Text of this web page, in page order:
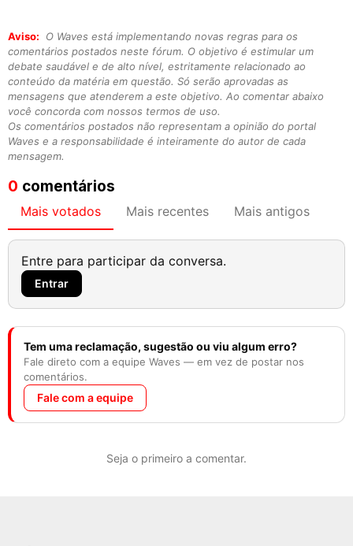
Aviso:
O Waves está implementando novas regras para os
comentários postados neste fórum. O objetivo é estimular um
debate saudável e de alto nível, estritamente relacionado ao
conteúdo da matéria em questão. Só serão aprovadas as
mensagens que atenderem a este objetivo. Ao comentar abaixo
você concorda com nossos termos de uso.
Os comentários postados não representam a opinião do portal
Waves e a responsabilidade é inteiramente do autor de cada
mensagem.
0 comentários
Mais votados Mais recentes Mais antigos
Entre para participar da conversa.
Entrar
Tem uma reclamação, sugestão ou viu algum erro?
Fale direto com a equipe Waves — em vez de postar nos
comentários.
Fale com a equipe
Seja o primeiro a comentar.